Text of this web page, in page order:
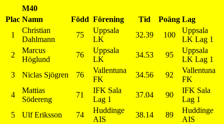
M40
Plac Namn Född Förening Tid Poäng Lag
1
Christian
Dahlmann
75
Uppsala
LK
32.39 100
Uppsala
LK Lag 1
2
Marcus
Höglund
76
Uppsala
LK
34.53 95
Uppsala
LK Lag 1
3
Niclas Sjögren 76
Vallentuna
FK
34.56 92
Vallentuna
FK
4
Mattias
Södereng
71
IFK Sala
Lag 1
37.04 90
IFK Sala
Lag 1
5
Ulf Eriksson 74
Huddinge
AIS
38.14 89
Huddinge
AIS